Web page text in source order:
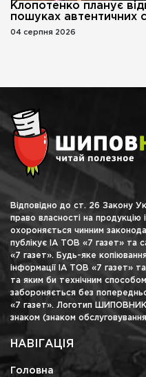
Клопотенко планує
пошуках автентичних
04 серпня 2026
Відповідно до ст. 26 Закону
право власності на продукцію
охороняється чинним
публікує ІА ТОВ «7 газет» та
«7 газет». Будь-яке
інформації ІА ТОВ «7 газет»
та яким би технічним
забороняється без
«7 газет». Логотип ШИПОВНИК
знаком (знаком
НАВІГАЦІЯ
Головна